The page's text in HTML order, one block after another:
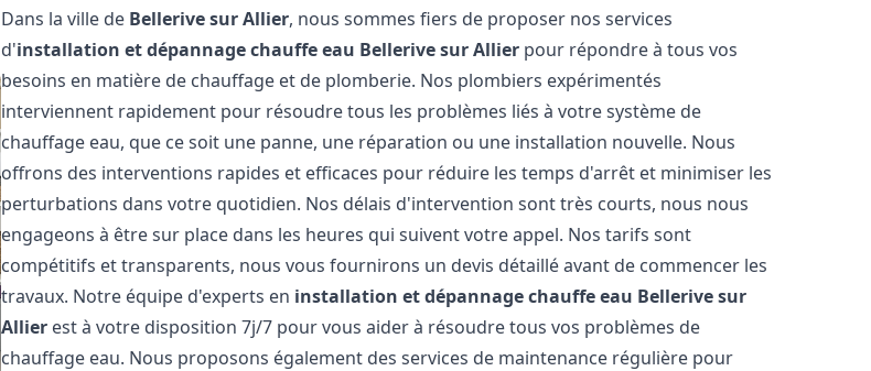
Dans la ville de Bellerive sur Allier, nous sommes fiers de proposer nos services
d'installation et dépannage chauffe eau Bellerive sur Allier pour répondre à tous vos
besoins en matière de chauffage et de plomberie. Nos plombiers expérimentés
interviennent rapidement pour résoudre tous les problèmes liés à votre système de
chauffage eau, que ce soit une panne, une réparation ou une installation nouvelle. Nous
offrons des interventions rapides et efficaces pour réduire les temps d'arrêt et minimiser les
perturbations dans votre quotidien. Nos délais d'intervention sont très courts, nous nous
engageons à être sur place dans les heures qui suivent votre appel. Nos tarifs sont
compétitifs et transparents, nous vous fournirons un devis détaillé avant de commencer les
travaux. Notre équipe d'experts en installation et dépannage chauffe eau Bellerive sur
Allier est à votre disposition 7j/7 pour vous aider à résoudre tous vos problèmes de
chauffage eau. Nous proposons également des services de maintenance régulière pour